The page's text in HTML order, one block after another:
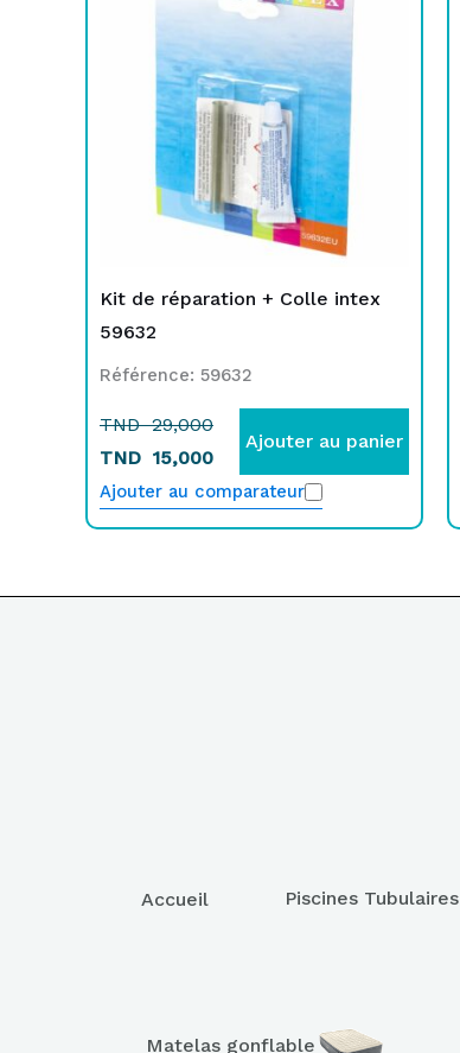
Kit de réparation + Colle intex
59632
Référence: 59632
TND29,000
TND
29,000.
TND 15,000
TND
15,000.
Ajouter au panier
Ajouter au comparateur
Accueil Piscines Tubulaires
Matelas gonflable